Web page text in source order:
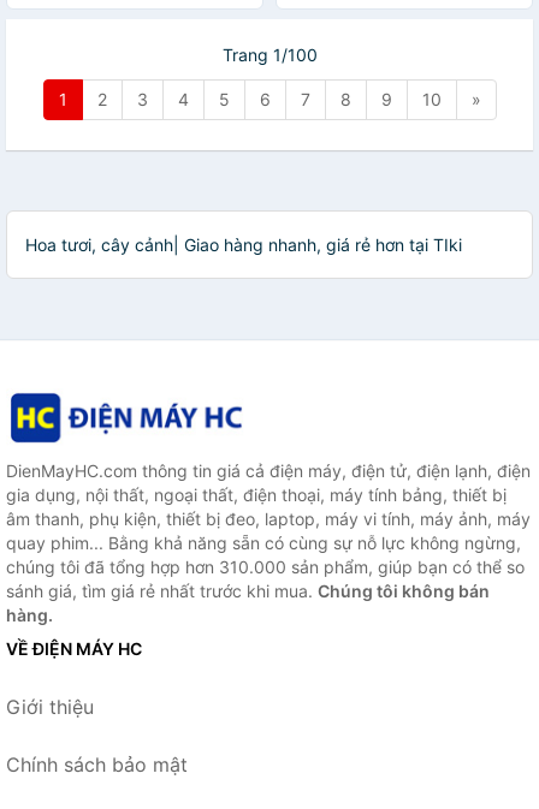
Trang 1/100
1 2 3 4 5 6 7 8 9 10 »
Hoa tươi, cây cảnh| Giao hàng nhanh, giá rẻ hơn tại TIki
DienMayHC.com thông tin giá cả điện máy, điện tử, điện lạnh, điện
gia dụng, nội thất, ngoại thất, điện thoại, máy tính bảng, thiết bị
âm thanh, phụ kiện, thiết bị đeo, laptop, máy vi tính, máy ảnh, máy
quay phim... Bằng khả năng sẵn có cùng sự nỗ lực không ngừng,
chúng tôi đã tổng hợp hơn 310.000 sản phẩm, giúp bạn có thể so
sánh giá, tìm giá rẻ nhất trước khi mua. Chúng tôi không bán
hàng.
VỀ ĐIỆN MÁY HC
Giới thiệu
Chính sách bảo mật